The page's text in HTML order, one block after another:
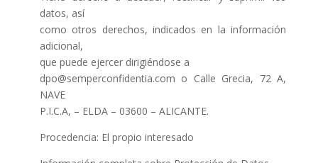
datos, así
como otros derechos, indicados en la información
adicional,
que puede ejercer dirigiéndose a
dpo@semperconfidentia.com o Calle Grecia, 72 A,
NAVE
P.I.C.A, – ELDA – 03600 – ALICANTE.
Procedencia: El propio interesado